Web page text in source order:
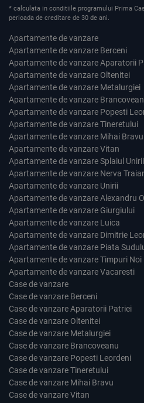
* calculata in conditiile programului Prima
perioada de creditare de 30 de ani.
Apartamente de vanzare
Apartamente de vanzare Berceni
Apartamente de vanzare Aparatorii
Apartamente de vanzare Oltenitei
Apartamente de vanzare Metalurgiei
Apartamente de vanzare
Apartamente de vanzare Popesti
Apartamente de vanzare Tineretului
Apartamente de vanzare Mihai Bravu
Apartamente de vanzare Vitan
Apartamente de vanzare Splaiul Unirii
Apartamente de vanzare Nerva
Apartamente de vanzare Unirii
Apartamente de vanzare Alexandru
Apartamente de vanzare Giurgiului
Apartamente de vanzare Luica
Apartamente de vanzare Dimitrie
Apartamente de vanzare Piata
Apartamente de vanzare Timpuri Noi
Apartamente de vanzare Vacaresti
Case de vanzare
Case de vanzare Berceni
Case de vanzare Aparatorii Patriei
Case de vanzare Oltenitei
Case de vanzare Metalurgiei
Case de vanzare Brancoveanu
Case de vanzare Popesti Leordeni
Case de vanzare Tineretului
Case de vanzare Mihai Bravu
Case de vanzare Vitan